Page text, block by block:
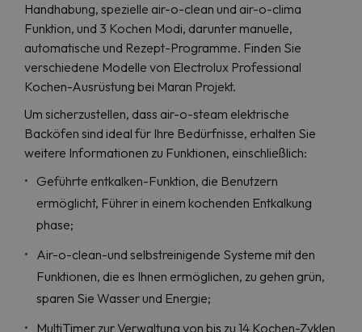
Handhabung, spezielle air-o-clean und air-o-clima
Funktion, und 3 Kochen Modi, darunter manuelle,
automatische und Rezept-Programme. Finden Sie
verschiedene Modelle von Electrolux Professional
Kochen-Ausrüstung bei Maran Projekt.
Um sicherzustellen, dass air-o-steam elektrische
Backöfen sind ideal für Ihre Bedürfnisse, erhalten Sie
weitere Informationen zu Funktionen, einschließlich:
Geführte entkalken-Funktion, die Benutzern
ermöglicht, Führer in einem kochenden Entkalkung
phase;
Air-o-clean-und selbstreinigende Systeme mit den
Funktionen, die es Ihnen ermöglichen, zu gehen grün,
sparen Sie Wasser und Energie;
MultiTimer zur Verwaltung von bis zu 14 Kochen-Zyklen